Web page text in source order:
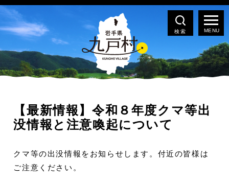
検索
【最新情報】令和８年度クマ等出
没情報と注意喚起について
クマ等の出没情報をお知らせします。付近の皆様は
ご注意ください。